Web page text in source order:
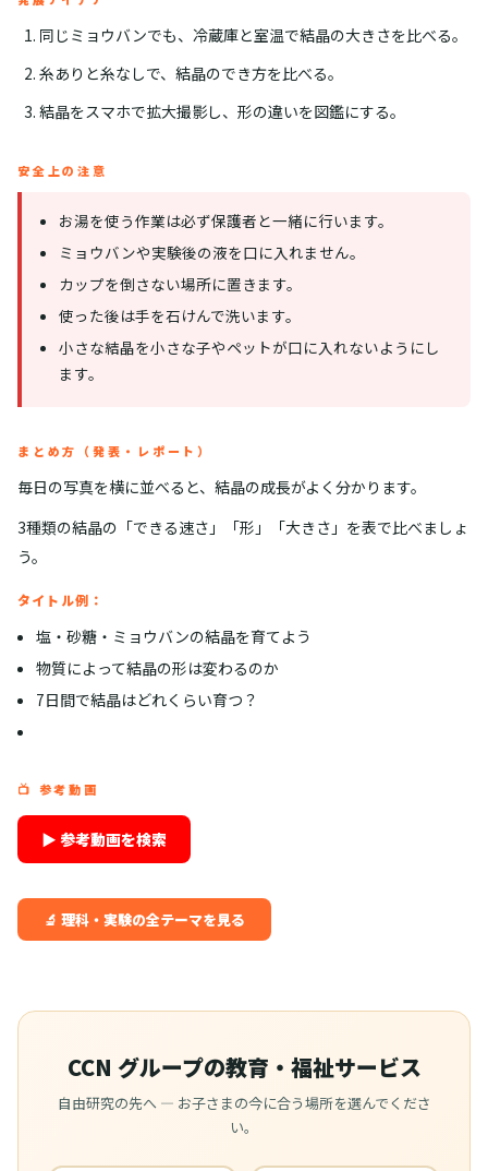
同じミョウバンでも、冷蔵庫と室温で結晶の大きさを比べる。
糸ありと糸なしで、結晶のでき方を比べる。
結晶をスマホで拡大撮影し、形の違いを図鑑にする。
安全上の注意
お湯を使う作業は必ず保護者と一緒に行います。
ミョウバンや実験後の液を口に入れません。
カップを倒さない場所に置きます。
使った後は手を石けんで洗います。
小さな結晶を小さな子やペットが口に入れないようにし
ます。
まとめ方（発表・レポート）
毎日の写真を横に並べると、結晶の成長がよく分かります。
3種類の結晶の「できる速さ」「形」「大きさ」を表で比べましょ
う。
タイトル例：
塩・砂糖・ミョウバンの結晶を育てよう
物質によって結晶の形は変わるのか
7日間で結晶はどれくらい育つ？
📺 参考動画
▶ 参考動画を検索
🔬 理科・実験の全テーマを見る
CCN グループの教育・福祉サービス
自由研究の先へ — お子さまの今に合う場所を選んでくださ
い。